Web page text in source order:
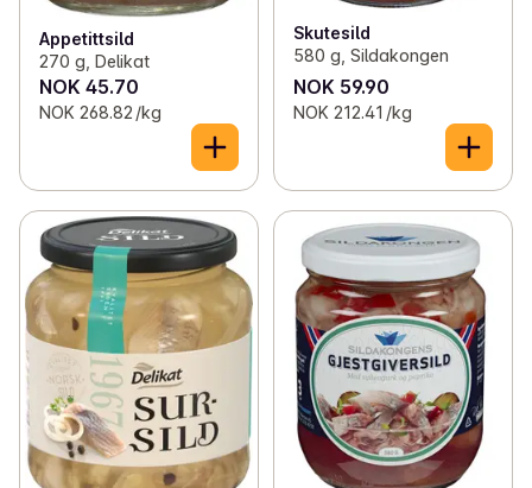
Appetittsild
270 g, Delikat
NOK 45.70
NOK 268.82 /kg
Skutesild
580 g, Sildakongen
NOK 59.90
NOK 212.41 /kg